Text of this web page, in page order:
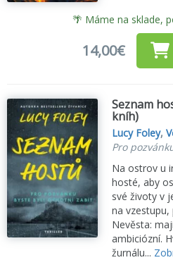
🌴 Máme na sklade,
14,00€
Seznam
kníh)
Lucy Foley,
Pro
Na ostrov u
hosté, aby
své životy v
na vzestupu,
Nevěsta:
ambiciózní.
žurnálu...